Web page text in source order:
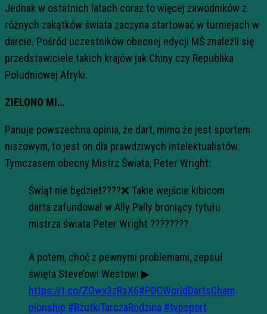
Jednak w ostatnich latach coraz to więcej zawodników z
różnych zakątków świata zaczyna startować w turniejach w
darcie. Pośród uczestników obecnej edycji MŚ znaleźli się
przedstawiciele takich krajów jak Chiny czy Republika
Południowej Afryki.
ZIELONO MI…
Panuje powszechna opinia, że dart, mimo że jest sportem
niszowym, to jest on dla prawdziwych intelektualistów.
Tymczasem obecny Mistrz Świata, Peter Wright:
Świąt nie będzie❗????❌ Takie wejście kibicom
darta zafundował w Ally Pally broniący tytułu
mistrza świata Peter Wright ????????
A potem, choć z pewnymi problemami, zepsuł
święta Steve’owi Westowi ▶
https://t.co/ZOwx3zRsX6#PDCWorldDartsCham
pionship #RzutkiTarczaRodzina #tvpsport